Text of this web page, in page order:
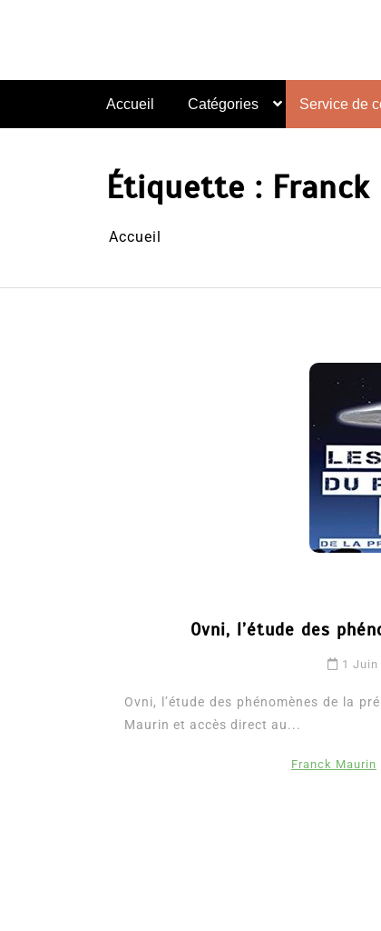
Accueil Catégories Service de
Étiquette :
Accueil
Ovni, l’étude des
1 Juin
Ovni, l’étude des phénomènes de la
Maurin et accès direct au...
Franck Maurin
Dans Romance
Romances –
2026
6 Juil 2026 0
littérature sentimentale